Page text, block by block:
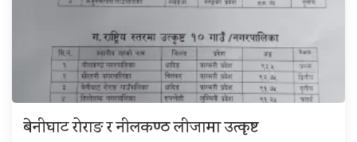
बेनीघाट रोराङ र नीलकण्ठ लीजामा उत्कृष्ट